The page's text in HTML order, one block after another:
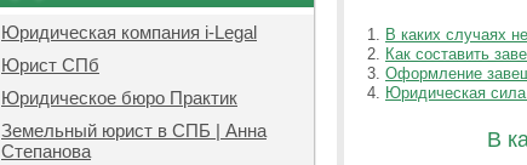
Юридическая компания i-Legal
Юрист СПб
Юридическое бюро Практик
Земельный юрист в СПБ | Анна
Степанова
В каких случаях
Как составить
Оформление
Юридическая
В